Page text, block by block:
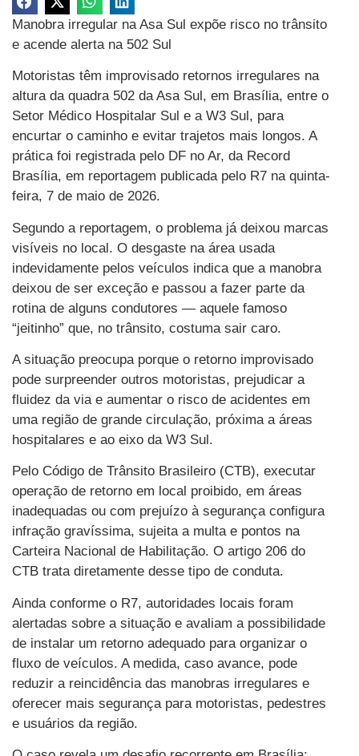
Manobra irregular na Asa Sul expõe risco no trânsito
e acende alerta na 502 Sul
Motoristas têm improvisado retornos irregulares na
altura da quadra 502 da Asa Sul, em Brasília, entre o
Setor Médico Hospitalar Sul e a W3 Sul, para
encurtar o caminho e evitar trajetos mais longos. A
prática foi registrada pelo DF no Ar, da Record
Brasília, em reportagem publicada pelo R7 na quinta-
feira, 7 de maio de 2026.
Segundo a reportagem, o problema já deixou marcas
visíveis no local. O desgaste na área usada
indevidamente pelos veículos indica que a manobra
deixou de ser exceção e passou a fazer parte da
rotina de alguns condutores — aquele famoso
“jeitinho” que, no trânsito, costuma sair caro.
A situação preocupa porque o retorno improvisado
pode surpreender outros motoristas, prejudicar a
fluidez da via e aumentar o risco de acidentes em
uma região de grande circulação, próxima a áreas
hospitalares e ao eixo da W3 Sul.
Pelo Código de Trânsito Brasileiro (CTB), executar
operação de retorno em local proibido, em áreas
inadequadas ou com prejuízo à segurança configura
infração gravíssima, sujeita a multa e pontos na
Carteira Nacional de Habilitação. O artigo 206 do
CTB trata diretamente desse tipo de conduta.
Ainda conforme o R7, autoridades locais foram
alertadas sobre a situação e avaliam a possibilidade
de instalar um retorno adequado para organizar o
fluxo de veículos. A medida, caso avance, pode
reduzir a reincidência das manobras irregulares e
oferecer mais segurança para motoristas, pedestres
e usuários da região.